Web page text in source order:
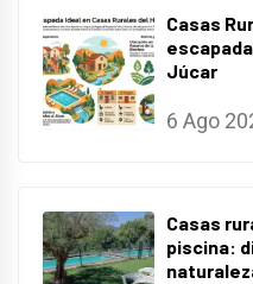
Casas
Júcar
6 Ago
Casas
piscina: